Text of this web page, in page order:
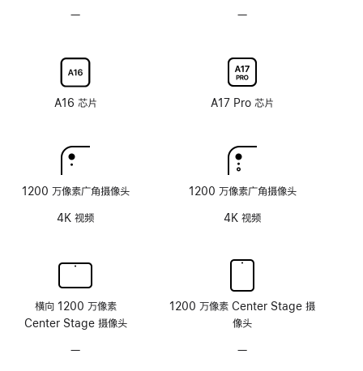
率
技
涂
层
—
配
纳
米
玻
面
A16 芯片
1200 万像素广角摄像头
4K 视频
横向 1200 万像素
Center Stage 摄像头
—
率
技
—
配
纳
米
玻
面
A17 Pro 芯片
1200 万像素广角摄像头
4K 视频
1200 万像素 Center Stage 摄
像头
—